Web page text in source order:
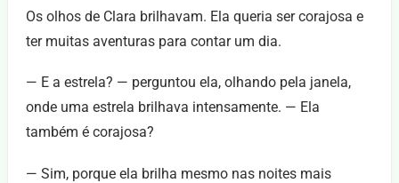
Os olhos de Clara brilhavam. Ela queria ser corajosa e
ter muitas aventuras para contar um dia.
— E a estrela? — perguntou ela, olhando pela janela,
onde uma estrela brilhava intensamente. — Ela
também é corajosa?
— Sim, porque ela brilha mesmo nas noites mais